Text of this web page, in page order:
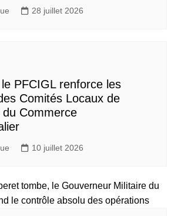
28 juillet 2026
PFCIGL renforce les
Comités Locaux de
du Commerce
10 juillet 2026